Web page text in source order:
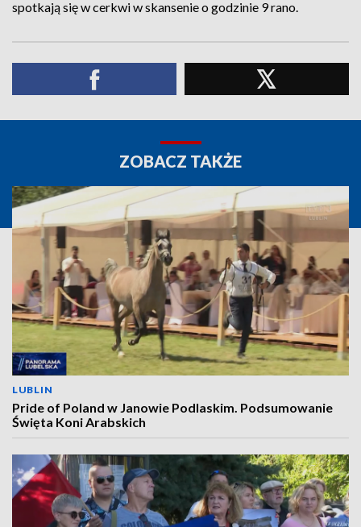
spotkają się w cerkwi w skansenie o godzinie 9 rano.
ZOBACZ TAKŻE
LUBLIN
Pride of Poland w Janowie Podlaskim. Podsumowanie
Święta Koni Arabskich